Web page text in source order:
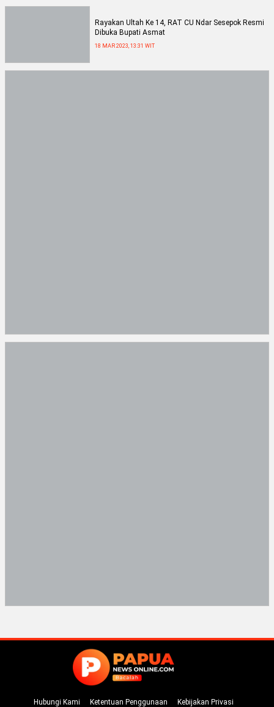
Rayakan Ultah Ke 14, RAT CU Ndar Sesepok Resmi
Dibuka Bupati Asmat
18 MAR 2023, 13:31 WIT
Hubungi Kami Ketentuan Penggunaan Kebijakan Privasi